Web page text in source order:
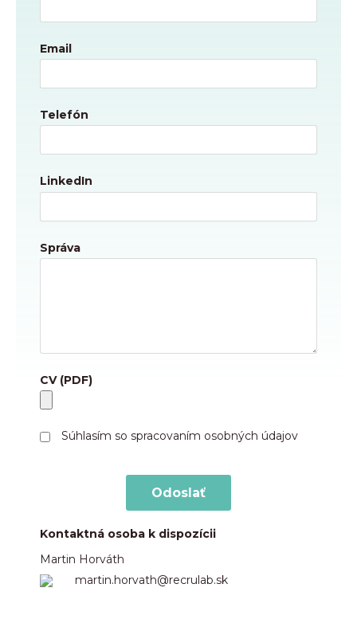
Email
Telefón
LinkedIn
Správa
CV (PDF)
Súhlasím so spracovaním osobných údajov
Kontaktná osoba k dispozícii
Martin Horváth
martin.horvath@recrulab.sk